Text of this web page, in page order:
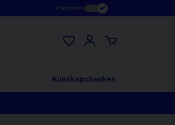
Inkl.moms
Kunskapsbanken